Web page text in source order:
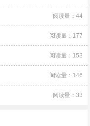
阅读量：44
阅读量：177
阅读量：153
阅读量：146
阅读量：33